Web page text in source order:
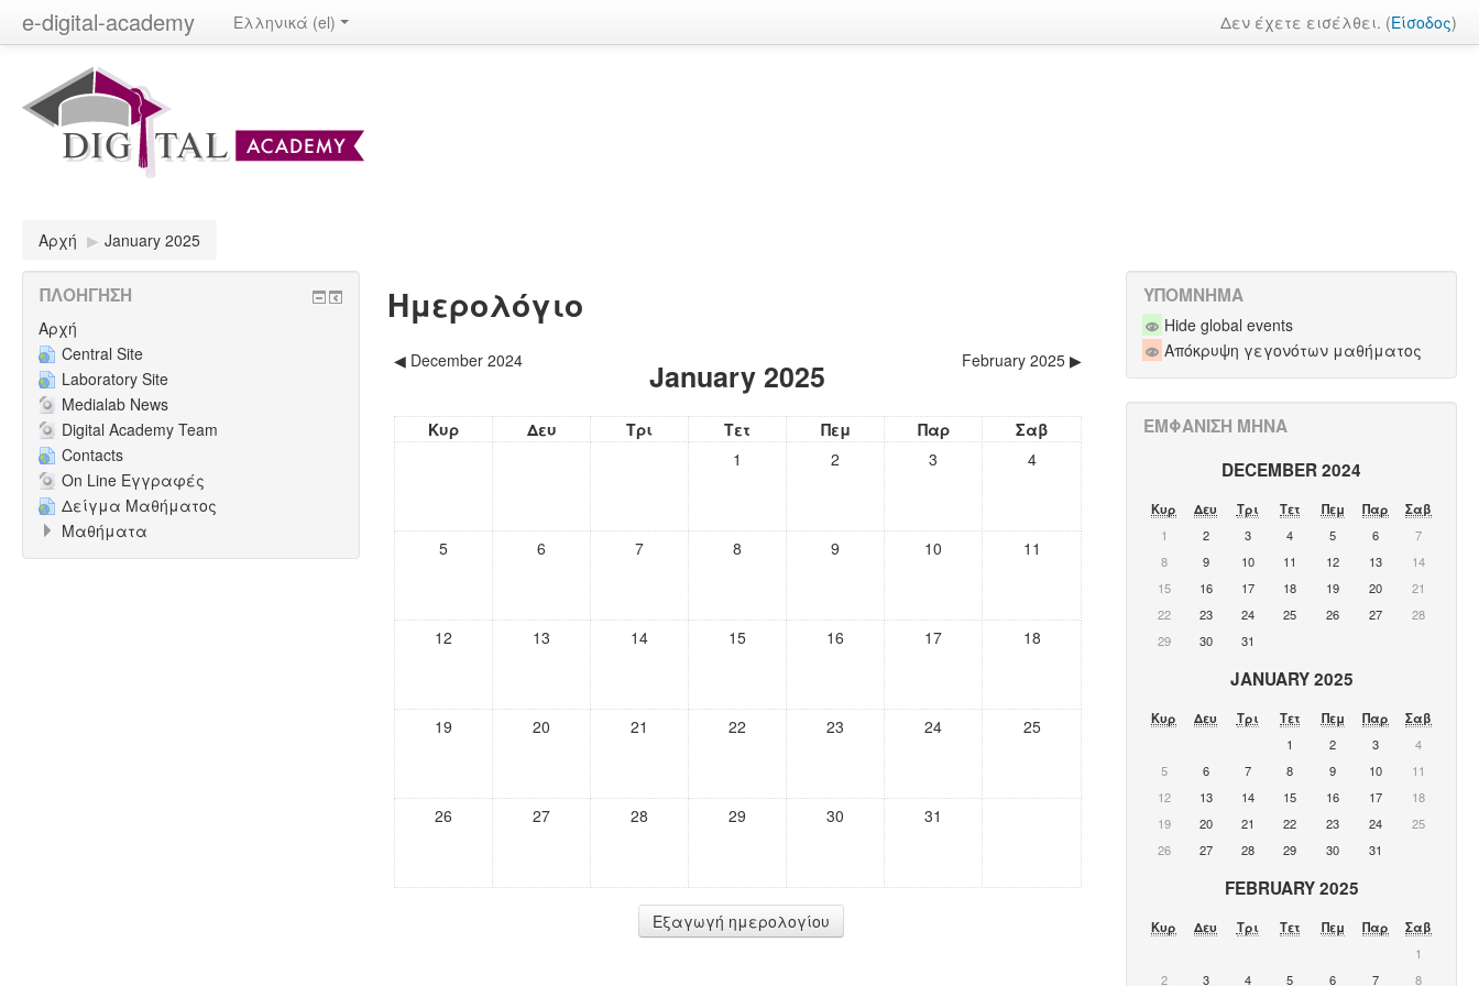
e-digital-academy Δεν έχετε εισέλθει. (Είσοδος)
Ελληνικά (el)
Αρχή ▶ January 2025
Ημερολόγιο
◀ December 2024 January 2025 February 2025 ▶
Κυρ Δευ Τρι Τετ Πεμ Παρ
Σαβ
1
2 3 4
5 6 7 8 9 10 11
12 13 14 15 16 17 18
19 20 21 22 23 24 25
26 27 28 29 30 31
ΠΛΟΉΓΗΣΗ
Αρχή
Central Site
Laboratory Site
Medialab News
Digital Academy Team
Contacts
On Line Εγγραφές
Δείγμα Μαθήματος
Μαθήματα
ΥΠΌΜΝΗΜΑ
Hide global events
Απόκρυψη γεγονότων μαθήματος
ΕΜΦΆΝΙΣΗ ΜΉΝΑ
DECEMBER 2024
Κυρ Δευ Τρι Τετ Πεμ Παρ
Σαβ
1
2 3 4 5 6
7
8
9 10 11 12 13
14
15
16 17 18 19 20
21
22
23 24 25 26 27
28
29
30 31
JANUARY 2025
Κυρ Δευ Τρι Τετ Πεμ Παρ
Σαβ
1
2 3
4
5
6 7 8 9 10
11
12
13 14 15 16 17
18
19
20 21 22 23 24
25
26
27 28 29 30 31
FEBRUARY 2025
Κυρ Δευ Τρι Τετ Πεμ Παρ
Σαβ
1
2
3 4 5 6 7 8